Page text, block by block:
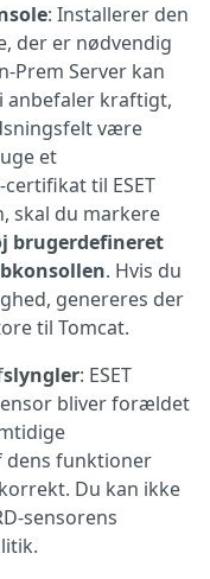
: Installerer den
der er nødvendig
Prem Server kan
anbefaler kraftigt,
være
et
til ESET
skal du markere
brugerdefineret
. Hvis du
genereres der
til Tomcat.
slyngler: ESET
bliver forældet
dens funktioner
Du kan ikke
sensorens